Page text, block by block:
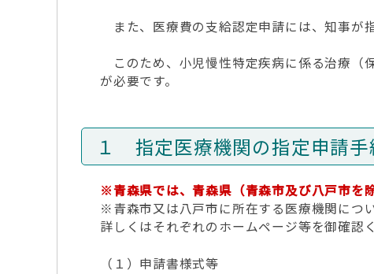
また、医療費の支給認定申請には、知事が
このため、小児慢性特定疾病に係る治療（
が必要です。
１ 指定医療機関の指定申請手
※青森県では、青森県（青森市及び八戸市を
※青森市又は八戸市に所在する医療機関につ
詳しくはそれぞれのホームページ等を御確認
（１）申請書様式等